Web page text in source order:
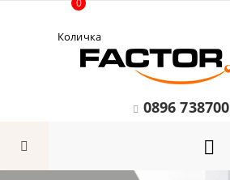
Количка
0
0896 738700